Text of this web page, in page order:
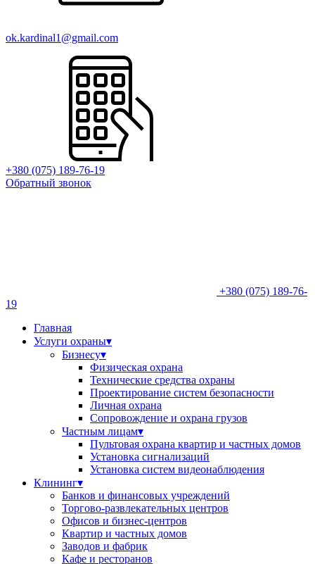
ok.kardinal1@gmail.com
+380 (075) 189-76-19
Обратный звонок
+380 (075) 189-76-
19
Главная
Услуги охраны▾
Бизнесу▾
Физическая охрана
Технические средства охраны
Проектирование систем безопасности
Личная охрана
Сопровождение и охрана грузов
Частным лицам▾
Пультовая охрана квартир и частных домов
Установка сигнализаций
Установка систем видеонаблюдения
Клининг▾
Банков и финансовых учреждений
Торгово-развлекательных центров
Офисов и бизнес-центров
Квартир и частных домов
Заводов и фабрик
Кафе и ресторанов